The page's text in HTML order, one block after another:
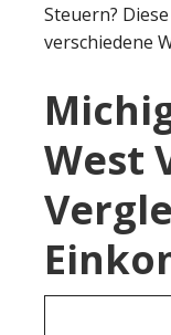
Steuern?
verschiedene
West